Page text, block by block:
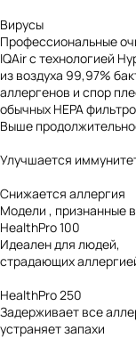
Вирусы
Профессиональные
IQAir с технологией
из воздуха 99,97%
аллергенов и спор
обычных HEPA
Выше
Улучшается
Снижается аллергия
Модели , признанные
HealthPro100
Идеален для людей,
страдающих
HealthPro250
Задерживает все
устраняет запахи